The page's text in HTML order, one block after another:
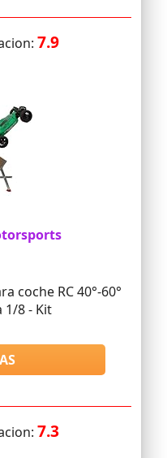
7.9
coche RC 40°-60°
1/8 - Kit
7.3